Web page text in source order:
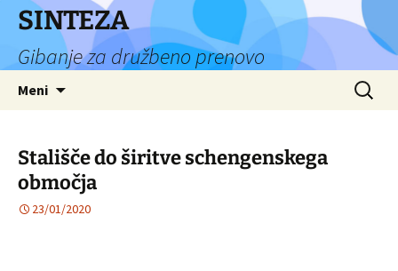
Preskoči
vsebino
SINTEZA
Gibanje za družbeno prenovo
Meni Išči:
Stališče do širitve schengenskega
območja
23/01/2020